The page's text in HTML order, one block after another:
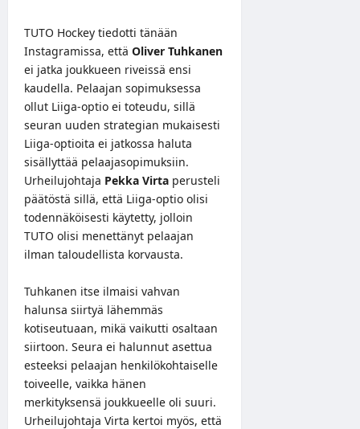
TUTO Hockey tiedotti tänään
Instagramissa, että Oliver Tuhkanen
ei jatka joukkueen riveissä ensi
kaudella. Pelaajan sopimuksessa
ollut Liiga-optio ei toteudu, sillä
seuran uuden strategian mukaisesti
Liiga-optioita ei jatkossa haluta
sisällyttää pelaajasopimuksiin.
Urheilujohtaja Pekka Virta perusteli
päätöstä sillä, että Liiga-optio olisi
todennäköisesti käytetty, jolloin
TUTO olisi menettänyt pelaajan
ilman taloudellista korvausta.
Tuhkanen itse ilmaisi vahvan
halunsa siirtyä lähemmäs
kotiseutuaan, mikä vaikutti osaltaan
siirtoon. Seura ei halunnut asettua
esteeksi pelaajan henkilökohtaiselle
toiveelle, vaikka hänen
merkityksensä joukkueelle oli suuri.
Urheilujohtaja Virta kertoi myös, että